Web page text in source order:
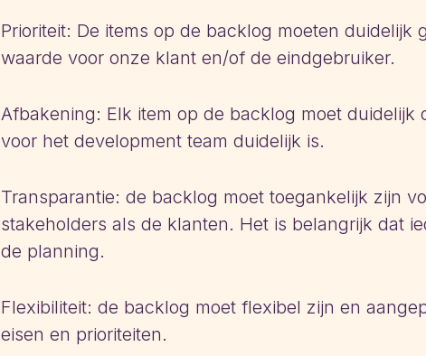
Prioriteit: De items op de backlog moeten
waarde voor onze klant en/of de eindgebruiker.
Afbakening: Elk item op de backlog moet
voor het development team duidelijk is.
Transparantie: de backlog moet toegankelijk zijn
stakeholders als de klanten. Het is belangrijk dat
de planning.
Flexibiliteit: de backlog moet flexibel zijn en
eisen en prioriteiten.